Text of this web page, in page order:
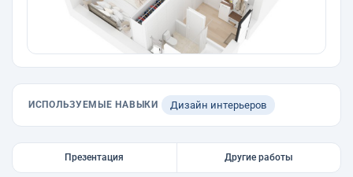
ИСПОЛЬЗУЕМЫЕ НАВЫКИ Дизайн интерьеров
Презентация Другие работы